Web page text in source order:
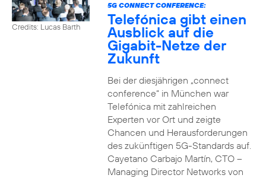
Credits: Lucas Barth
5G CONNECT CONFERENCE:
Telefónica gibt einen
Ausblick auf die
Gigabit-Netze der
Zukunft
Bei der diesjährigen „connect
conference“ in München war
Telefónica mit zahlreichen
Experten vor Ort und zeigte
Chancen und Herausforderungen
des zukünftigen 5G-Standards auf.
Cayetano Carbajo Martín, CTO –
Managing Director Networks von